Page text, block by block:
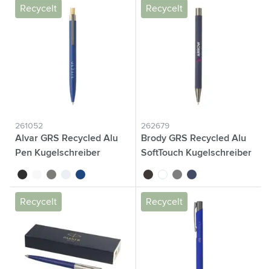
Recycelt
261052
Alvar GRS Recycled Alu
Pen Kugelschreiber
noir blancgris gris clairbleu marine
Recycelt
262679
Brody GRS Recycled Alu
SoftTouch Kugelschreiber
noir blancgris bleu foncé
Recycelt Recycelt